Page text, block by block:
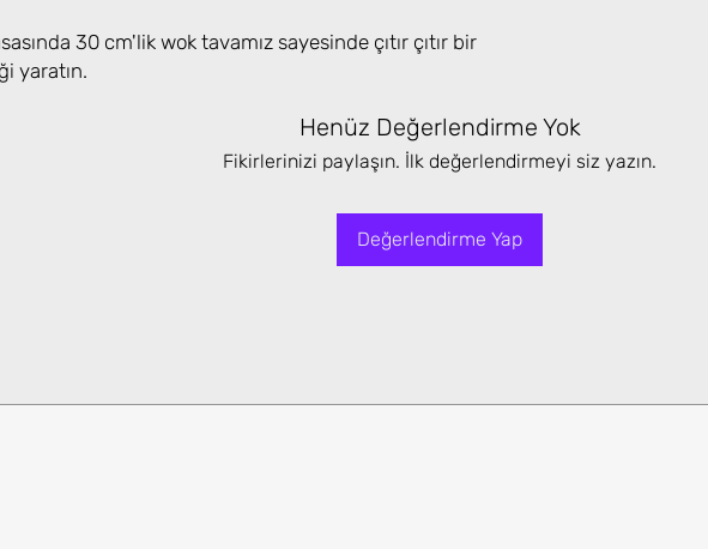
30 cm'lik wok tavamız sayesinde çıtır çıtır bir
yaratın.
Henüz Değerlendirme Yok
Fikirlerinizi paylaşın. İlk değerlendirmeyi siz yazın.
Değerlendirme Yap